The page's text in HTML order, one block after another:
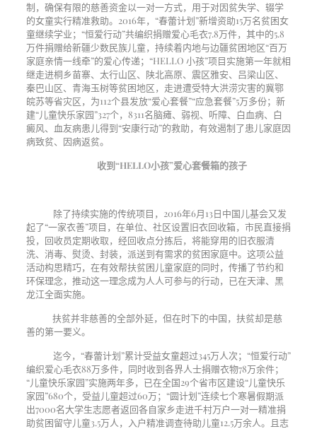
制，确保有限的慈善资金以一对一方式，用于对因贫失学、辍学
的女童实行精准救助。 2016年，“春蕾计划”新增资助15万名贫困女
童继续学业；“恒爱行动”共编织捐赠爱心毛衣7.8万件，其中的5.8
万件捐赠给新疆少数民族儿童，持续着内地与边疆贫困地区“百万
家庭亲情一线牵”的爱心传递；“HELLO 小孩”项目实施第一年就相
继走进桐乡苗寨、太行山区、陕北高原、震区雅安、吕梁山区、
秦巴山区、青海玉树等贫困地区，走进遭受特大洪涝灾害的冀鄂
皖苏等省灾区，为112个县发放“爱心套餐”“应急套餐”5万多份；新
建“儿童快乐家园”327个， 8311名脑瘫、弱视、听障、白血病、白
癜风、血友病患儿得到“安康行动”的救助，有效遏制了患儿家庭因
病致贫、因病返贫。
收到“HELLO小孩”爱心套餐箱的孩子
除了持续实施的传统项目， 2016年6月13日中国儿基会又发
起了“一家衣善”项目，在单位、社区设置旧衣回收箱，市民直接捐
投，回收员定期收取，经回收点分拣后，将能穿用的旧衣服清
洗、消毒、熨烫、封装，派送到有需求的贫困家庭中。这项公益
活动构思精巧，在有效帮扶贫困儿童家庭的同时，传播了节约和
环保理念，推动这一理念成为人人可参与的行动，已在天津、黑
龙江全面实施。
扶贫并非慈善的全部外延，但在时下的中国，扶贫却是慈
善的第一要义。
迄今，“春蕾计划”累计受益女童超过345万人次；“恒爱行动”
编织爱心毛衣88万多件，同时收到各界人士捐赠衣物78万余件；
“儿童快乐家园”实施两年多，已在全国29个省市区建设“儿童快乐
家园”680个，受益儿童超过60万；“圆计划”连续七个寒暑假期派
出7000名大学生志愿者返回各自家乡走进千村万户一对一精准捐
助贫困留守儿童3.5万人，入户精准调查待助儿童12.5万余人。且志